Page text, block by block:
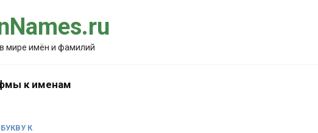
мире имён и фамилий
к именам
К